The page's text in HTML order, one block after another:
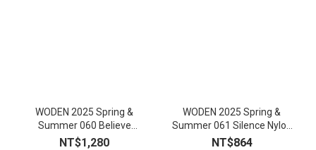
WODEN 2025 Spring &
Summer 060 Believe
illustration Tee
NT$1,280
WODEN 2025 Spring &
Summer 061 Silence Nylon
Cap
NT$864